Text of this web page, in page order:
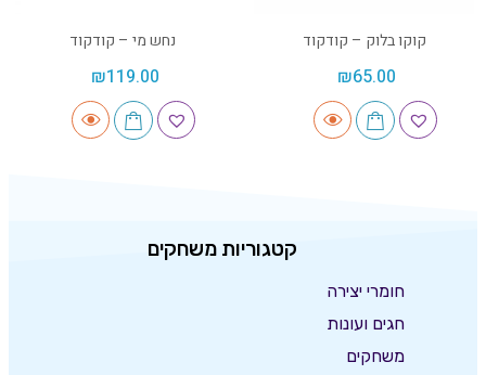
קוקו בלוק – קודקוד
₪65.00
נחש מי – קודקוד
₪119.00
קטגוריות משחקים
חומרי יצירה
חגים ועונות
משחקים